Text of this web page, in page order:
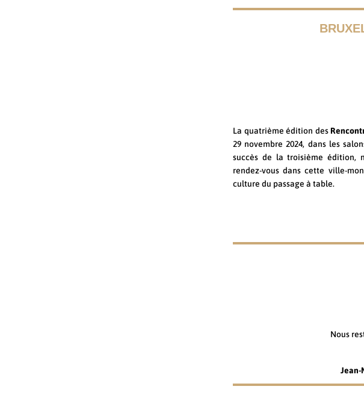
La quatrième édition des
29 novembre 2024, dans les
succès de la troisième édition,
rendez-vous dans cette ville-
culture du passage à table.
Nous
Jean-